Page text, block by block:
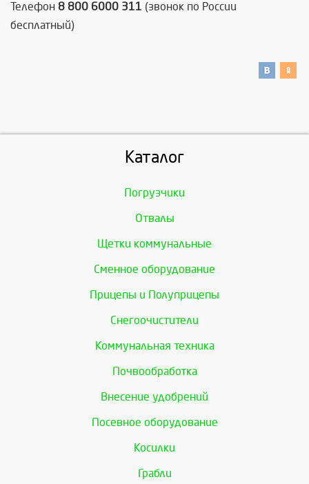
Телефон 8 800 6000 311 (звонок по России
бесплатный)
Каталог
Погрузчики
Отвалы
Щетки коммунальные
Сменное оборудование
Прицепы и Полуприцепы
Снегоочистители
Коммунальная техника
Почвообработка
Внесение удобрений
Посевное оборудование
Косилки
Грабли